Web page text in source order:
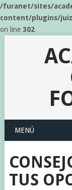
/furanet/sites/
content/plugins/
on line 302
MENÚ
TUS